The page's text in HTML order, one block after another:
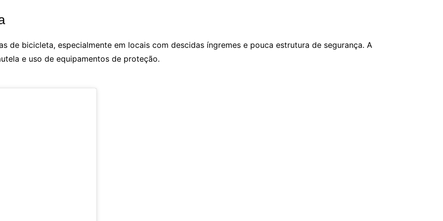
de bicicleta, especialmente em locais com descidas íngremes e pouca estrutura de segurança. A
e uso de equipamentos de proteção.